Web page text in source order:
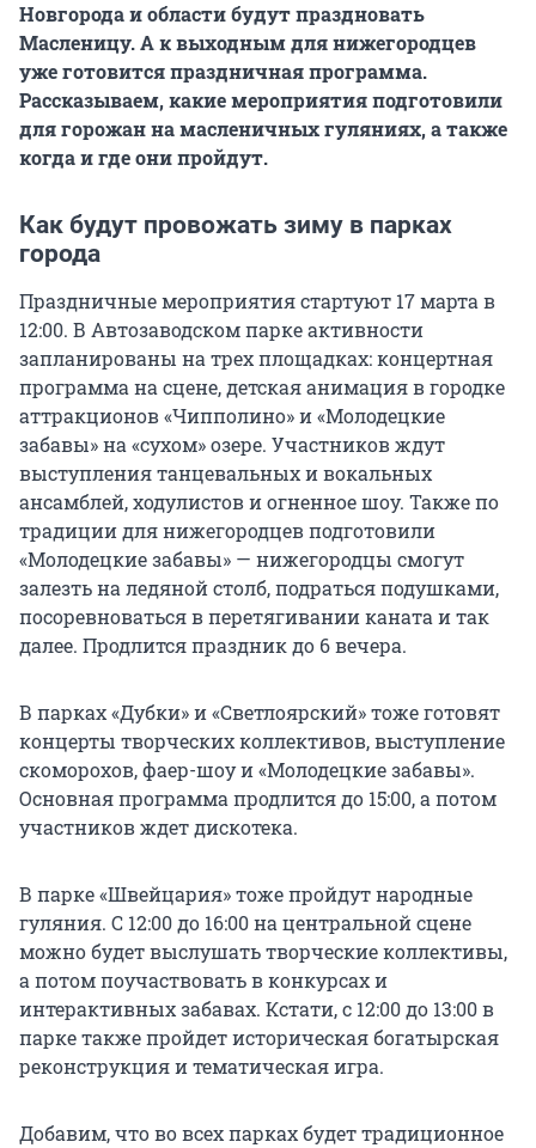
Новгорода и области будут праздновать
Масленицу. А к выходным для нижегородцев
уже готовится праздничная программа.
Рассказываем, какие мероприятия подготовили
для горожан на масленичных гуляниях, а также
когда и где они пройдут.
Как будут провожать зиму в парках
города
Праздничные мероприятия стартуют 17 марта в
12:00. В Автозаводском парке активности
запланированы на трех площадках: концертная
программа на сцене, детская анимация в городке
аттракционов «Чипполино» и «Молодецкие
забавы» на «сухом» озере. Участников ждут
выступления танцевальных и вокальных
ансамблей, ходулистов и огненное шоу. Также по
традиции для нижегородцев подготовили
«Молодецкие забавы» — нижегородцы смогут
залезть на ледяной столб, подраться подушками,
посоревноваться в перетягивании каната и так
далее. Продлится праздник до 6 вечера.
В парках «Дубки» и «Светлоярский» тоже готовят
концерты творческих коллективов, выступление
скоморохов, фаер-шоу и «Молодецкие забавы».
Основная программа продлится до 15:00, а потом
участников ждет дискотека.
В парке «Швейцария» тоже пройдут народные
гуляния. С 12:00 до 16:00 на центральной сцене
можно будет выслушать творческие коллективы,
а потом поучаствовать в конкурсах и
интерактивных забавах. Кстати, с 12:00 до 13:00 в
парке также пройдет историческая богатырская
реконструкция и тематическая игра.
Добавим, что во всех парках будет традиционное